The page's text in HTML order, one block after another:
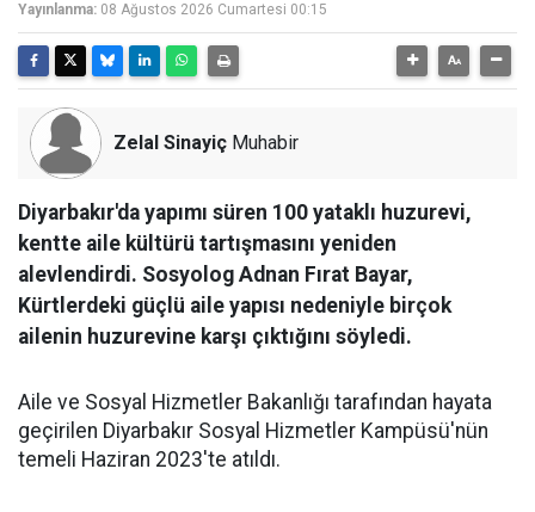
Yayınlanma: 08 Ağustos 2026 Cumartesi 00:15
Zelal Sinayiç Muhabir
Diyarbakır'da yapımı süren 100 yataklı huzurevi,
kentte aile kültürü tartışmasını yeniden
alevlendirdi. Sosyolog Adnan Fırat Bayar,
Kürtlerdeki güçlü aile yapısı nedeniyle birçok
ailenin huzurevine karşı çıktığını söyledi.
Aile ve Sosyal Hizmetler Bakanlığı tarafından hayata
geçirilen Diyarbakır Sosyal Hizmetler Kampüsü'nün
temeli Haziran 2023'te atıldı.